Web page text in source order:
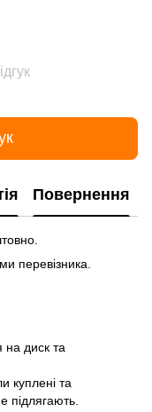
Повернення
перевізника.
на диск та
куплені та
підлягають.